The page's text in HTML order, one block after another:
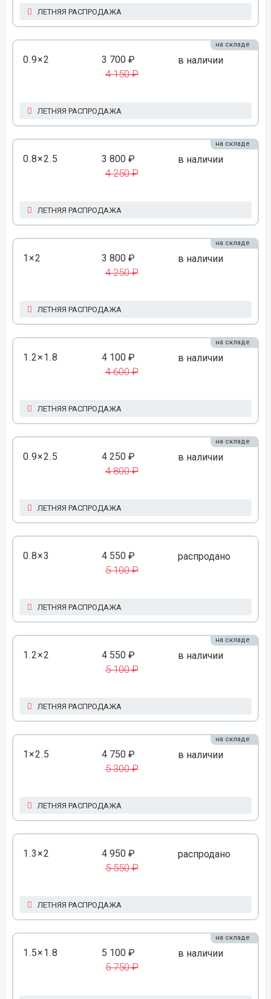
ЛЕТНЯЯ РАСПРОДАЖА
0.9×2 3 700 ₽
4 150 ₽
в наличии
на складе
ЛЕТНЯЯ РАСПРОДАЖА
0.8×2.5 3 800 ₽
4 250 ₽
в наличии
на складе
ЛЕТНЯЯ РАСПРОДАЖА
1×2 3 800 ₽
4 250 ₽
в наличии
на складе
ЛЕТНЯЯ РАСПРОДАЖА
1.2×1.8 4 100 ₽
4 600 ₽
в наличии
на складе
ЛЕТНЯЯ РАСПРОДАЖА
0.9×2.5 4 250 ₽
4 800 ₽
в наличии
на складе
ЛЕТНЯЯ РАСПРОДАЖА
0.8×3 4 550 ₽
5 100 ₽
распродано
ЛЕТНЯЯ РАСПРОДАЖА
1.2×2 4 550 ₽
5 100 ₽
в наличии
на складе
ЛЕТНЯЯ РАСПРОДАЖА
1×2.5 4 750 ₽
5 300 ₽
в наличии
на складе
ЛЕТНЯЯ РАСПРОДАЖА
1.3×2 4 950 ₽
5 550 ₽
распродано
ЛЕТНЯЯ РАСПРОДАЖА
1.5×1.8 5 100 ₽
5 750 ₽
в наличии
на складе